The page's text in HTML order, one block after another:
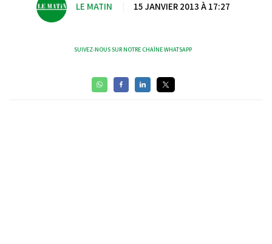
LE MATIN 15 JANVIER 2013 À 17:27
SUIVEZ-NOUS SUR NOTRE CHAÎNE WHATSAPP